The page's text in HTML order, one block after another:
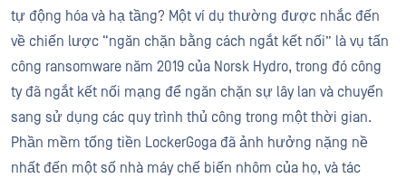
tự động hóa và hạ tầng? Một ví dụ thường được nhắc đến
về chiến lược “ngăn chặn bằng cách ngắt kết nối” là vụ tấn
công ransomware năm 2019 của Norsk Hydro, trong đó công
ty đã ngắt kết nối mạng để ngăn chặn sự lây lan và chuyển
sang sử dụng các quy trình thủ công trong một thời gian.
Phần mềm tống tiền LockerGoga đã ảnh hưởng nặng nề
nhất đến một số nhà máy chế biến nhôm của họ, và tác